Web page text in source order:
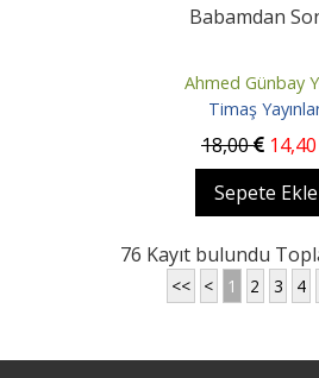
Babamdan
Ahmed Günbay
Timaş
18,00 14,40
Sepete Ekle
76 Kayıt bulundu
<< < 1 2 3 4